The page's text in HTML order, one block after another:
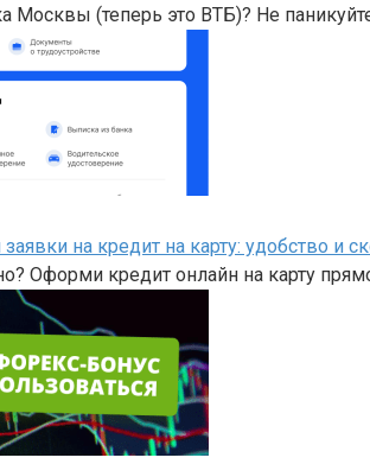
Москвы (теперь это ВТБ)? Не
на кредит на карту: удобство и
Оформи кредит онлайн на карту